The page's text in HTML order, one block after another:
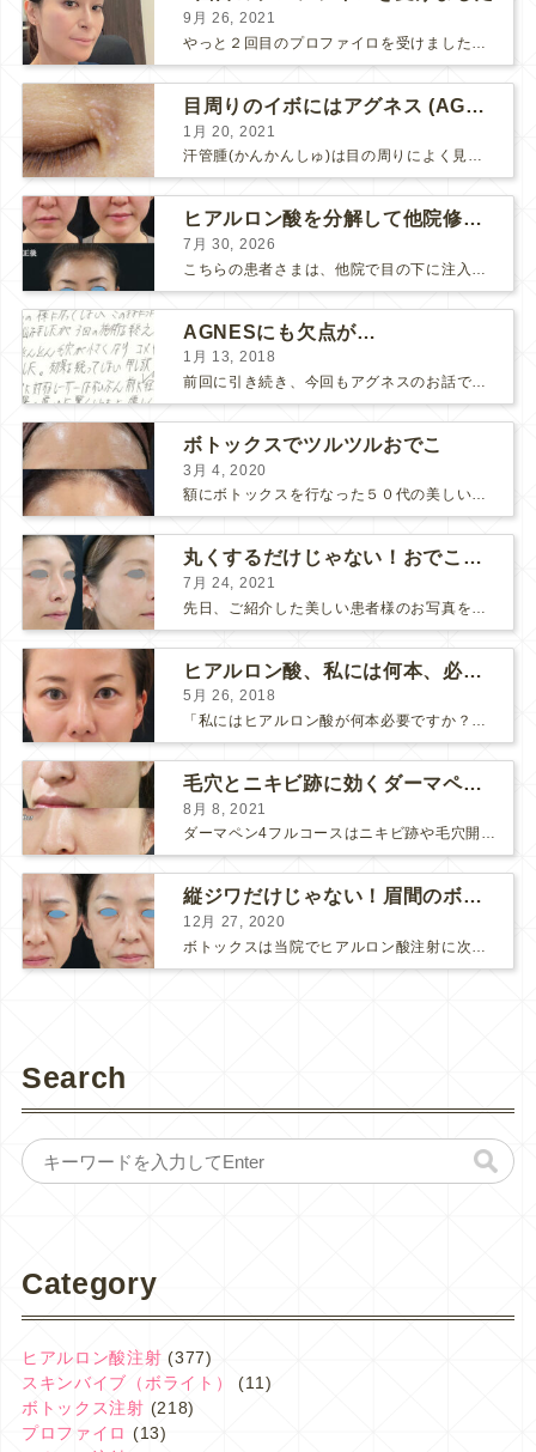
9月 26, 2021
やっと２回目のプロファイロを受けました。 ↑ 写真はプロファイロ翌日です。 この距離の写真では凹凸は映らないですし、 実物も、首がよく見ると凹凸が残っている位で、 それも３日で...
目周りのイボにはアグネス (AGNES）が効く！（ほぼ）ノーダウンタイムのイボ治療
1月 20, 2021
汗管腫(かんかんしゅ)は目の周りによく見られるいぼです。 以前は炭酸ガスレーザーでイボ組織を削って（蒸散とかアブレーションと言います）治療していました。 汗管腫は治療しても再発しやすい難治...
ヒアルロン酸を分解して他院修正（目の下のチンダル現象とその補正）
7月 30, 2026
AGNESにも欠点が…
1月 13, 2018
前回に引き続き、今回もアグネスのお話です。 AGNESはとっても良い治療である一方、 欠点もいくつかありますので、そちらもお話ししておきますね。 AGNESの欠点 1. ダウンタイム A...
ボトックスでツルツルおでこ
3月 4, 2020
額にボトックスを行なった５０代の美しい女性です。 エイジングとともに横ジワが目立つようになって、 キメが乱れてツヤが無くなってきます。 ボトックスを額に注射すると 横ジワが目立たなくな...
丸くするだけじゃない！おでこのヒアルロン酸注射
7月 24, 2021
ヒアルロン酸、私には何本、必要ですか？
5月 26, 2018
「私にはヒアルロン酸が何本必要ですか？」 診察の時によく聞かれますが、なかなか難しい質問です。 どこまでこだわってキレイにしたいかによって 使うヒアルロン酸の量が変わるからです。 前回もご紹介させ...
毛穴とニキビ跡に効くダーマペン４フルコース
8月 8, 2021
ダーマペン4フルコースはニキビ跡や毛穴開きで悩まれている方に自信を持ってお勧めできる美肌治療です。 ↑ ダーマペン4フルコースを4回行いました。 ニキビ跡と毛穴開きが改善して肌のキメが整いまし...
縦ジワだけじゃない！眉間のボトックス注射
12月 27, 2020
Search
Category
ヒアルロン酸注射 (377)
スキンバイブ（ボライト）
(11)
ボトックス注射 (218)
プロファイロ (13)